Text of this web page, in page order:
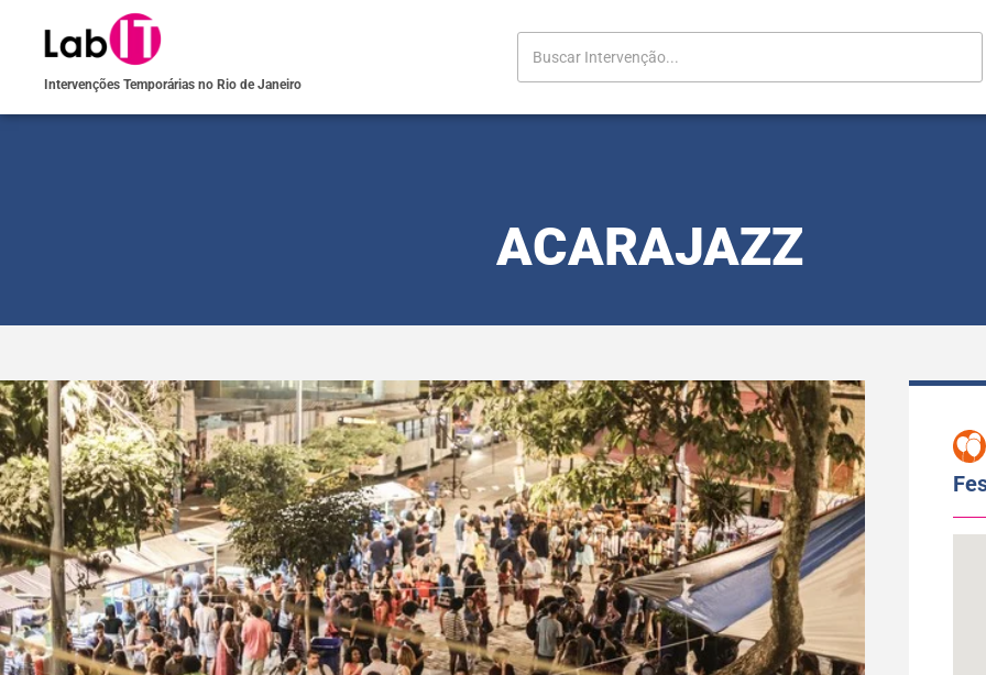
Intervenções Temporárias no Rio de Janeiro
ACARAJAZZ